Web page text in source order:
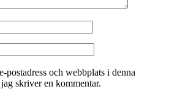
postadress och webbplats i denna
skriver en kommentar.